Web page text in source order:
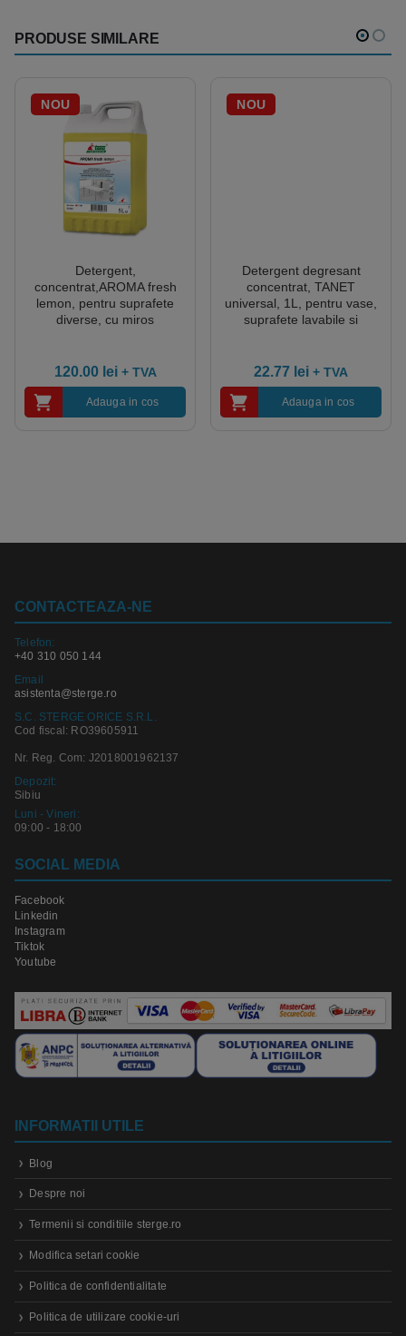
PRODUSE SIMILARE
NOU
Detergent,
concentrat,AROMA fresh
lemon, pentru suprafete
diverse, cu miros
120.00 lei + TVA
Adauga in cos
NOU
Detergent degresant
concentrat, TANET
universal, 1L, pentru vase,
suprafete lavabile si
22.77 lei + TVA
Adauga in cos
CONTACTEAZA-NE
Telefon:
+40 310 050 144
Email
asistenta@sterge.ro
S.C. STERGE ORICE S.R.L.
Cod fiscal: RO39605911
Nr. Reg. Com: J2018001962137
Depozit:
Sibiu
Luni - Vineri:
09:00 - 18:00
SOCIAL MEDIA
Facebook
Linkedin
Instagram
Tiktok
Youtube
INFORMATII UTILE
Blog
Despre noi
Termenii si conditiile sterge.ro
Modifica setari cookie
Politica de confidentialitate
Politica de utilizare cookie-uri